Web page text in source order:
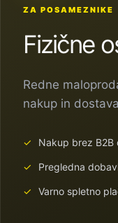
ZA POSAMEZNIKE
Fizične
Redne
nakup in
Nakup brez B2B
Pregledna
Varno spletno